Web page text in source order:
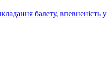
балету, впевненість у